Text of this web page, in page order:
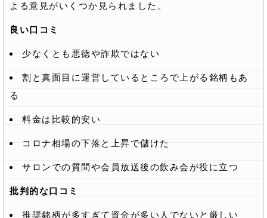
よる意見がいくつか見られました。
良い口コミ
少なくとも悪徳や詐欺ではない
割と真面目に運営しているところで上がる銘柄もあ
る
料金は比較的安い
コロナ相場の下落と上昇で儲けた
サロンでの質問や会員放送後の飲み会が役に立つ
批判的な口コミ
推奨銘柄が多すぎて資金が多い人でないと厳しい